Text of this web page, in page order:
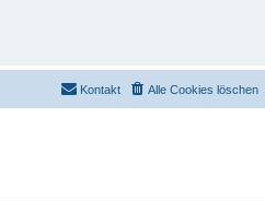
Alle Cookies löschen
Kontakt